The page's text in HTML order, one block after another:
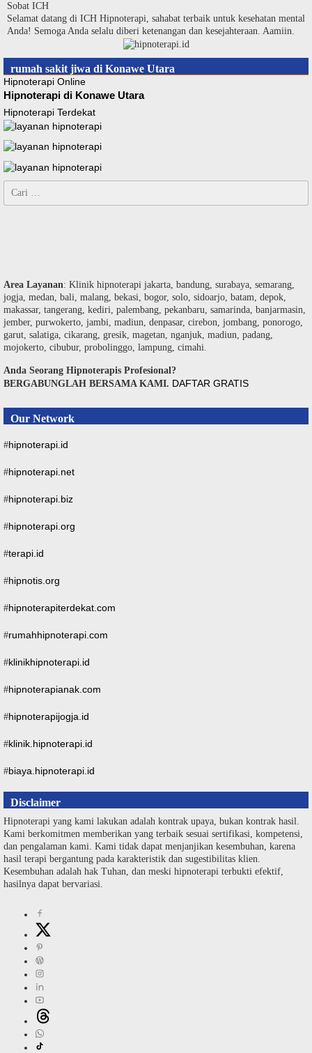
Langsung
ke
konten
Sobat ICH
Selamat datang di ICH Hipnoterapi, sahabat terbaik untuk kesehatan mental
Anda! Semoga Anda selalu diberi ketenangan dan kesejahteraan. Aamiin.
rumah sakit jiwa di Konawe Utara
Hipnoterapi Online
Hipnoterapi di Konawe Utara
Hipnoterapi Terdekat
Cari
untuk:
Area Layanan: Klinik hipnoterapi jakarta, bandung, surabaya, semarang,
jogja, medan, bali, malang, bekasi, bogor, solo, sidoarjo, batam, depok,
makassar, tangerang, kediri, palembang, pekanbaru, samarinda, banjarmasin,
jember, purwokerto, jambi, madiun, denpasar, cirebon, jombang, ponorogo,
garut, salatiga, cikarang, gresik, magetan, nganjuk, madiun, padang,
mojokerto, cibubur, probolinggo, lampung, cimahi.
Anda Seorang Hipnoterapis Profesional?
BERGABUNGLAH BERSAMA KAMI. DAFTAR GRATIS
Our Network
#hipnoterapi.id
#hipnoterapi.net
#hipnoterapi.biz
#hipnoterapi.org
#terapi.id
#hipnotis.org
#hipnoterapiterdekat.com
#rumahhipnoterapi.com
#klinikhipnoterapi.id
#hipnoterapianak.com
#hipnoterapijogja.id
#klinik.hipnoterapi.id
#biaya.hipnoterapi.id
Disclaimer
Hipnoterapi yang kami lakukan adalah kontrak upaya, bukan kontrak hasil.
Kami berkomitmen memberikan yang terbaik sesuai sertifikasi, kompetensi,
dan pengalaman kami. Kami tidak dapat menjanjikan kesembuhan, karena
hasil terapi bergantung pada karakteristik dan sugestibilitas klien.
Kesembuhan adalah hak Tuhan, dan meski hipnoterapi terbukti efektif,
hasilnya dapat bervariasi.